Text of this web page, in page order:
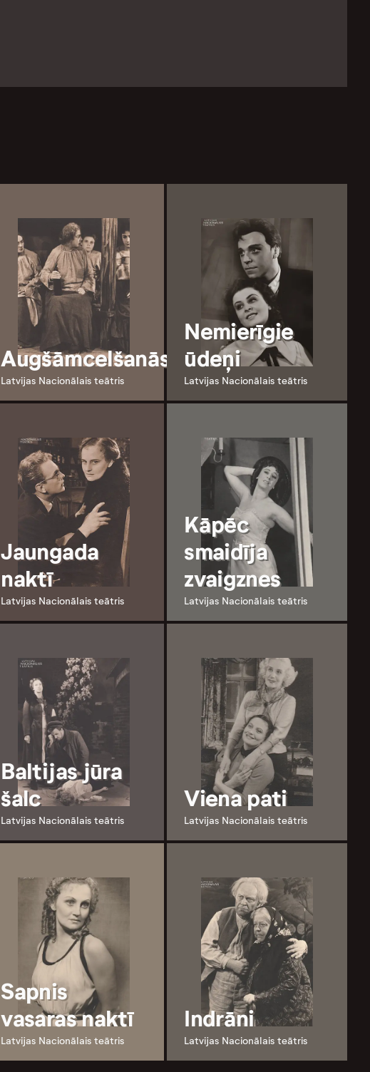
Augšāmcelšanās
Latvijas Nacionālais teātris
Nemierīgie
ūdeņi
Latvijas Nacionālais teātris
Jaungada
naktī
Latvijas Nacionālais teātris
Kāpēc
smaidīja
zvaigznes
Latvijas Nacionālais teātris
Baltijas jūra
šalc
Latvijas Nacionālais teātris
Viena pati
Latvijas Nacionālais teātris
Sapnis
vasaras naktī
Latvijas Nacionālais teātris
Indrāni
Latvijas Nacionālais teātris